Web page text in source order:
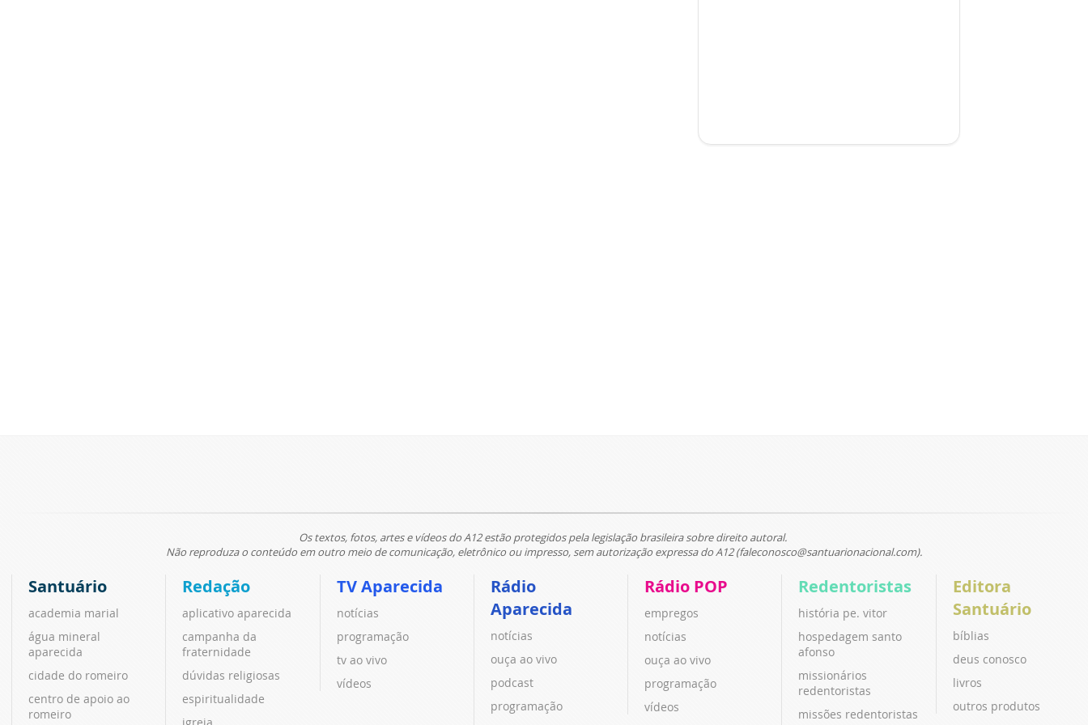
Os textos, fotos, artes e vídeos do A12 estão protegidos pela legislação brasileira sobre direito autoral.
Não reproduza o conteúdo em outro meio de comunicação, eletrônico ou impresso, sem autorização expressa do A12 (faleconosco@santuarionacional.com).
Santuário
academia marial
água mineral
aparecida
cidade do romeiro
centro de apoio ao
romeiro
Redação
aplicativo aparecida
campanha da
fraternidade
dúvidas religiosas
espiritualidade
igreja
TV Aparecida
notícias
programação
tv ao vivo
vídeos
Rádio
Aparecida
notícias
ouça ao vivo
podcast
programação
Rádio POP
empregos
notícias
ouça ao vivo
programação
vídeos
Redentoristas
história pe. vitor
hospedagem santo
afonso
missionários
redentoristas
missões redentoristas
Editora
Santuário
bíblias
deus conosco
livros
outros produtos